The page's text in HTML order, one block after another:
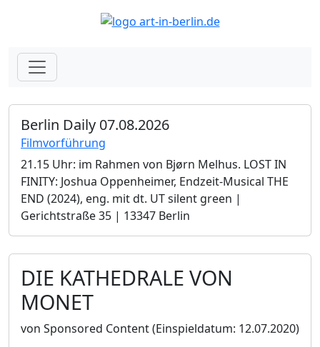
Berlin Daily 07.08.2026
Filmvorführung
21.15 Uhr: im Rahmen von Bjørn Melhus. LOST IN
FINITY: Joshua Oppenheimer, Endzeit-Musical THE
END (2024), eng. mit dt. UT silent green |
Gerichtstraße 35 | 13347 Berlin
DIE KATHEDRALE VON
MONET
von Sponsored Content(Einspieldatum: 12.07.2020)